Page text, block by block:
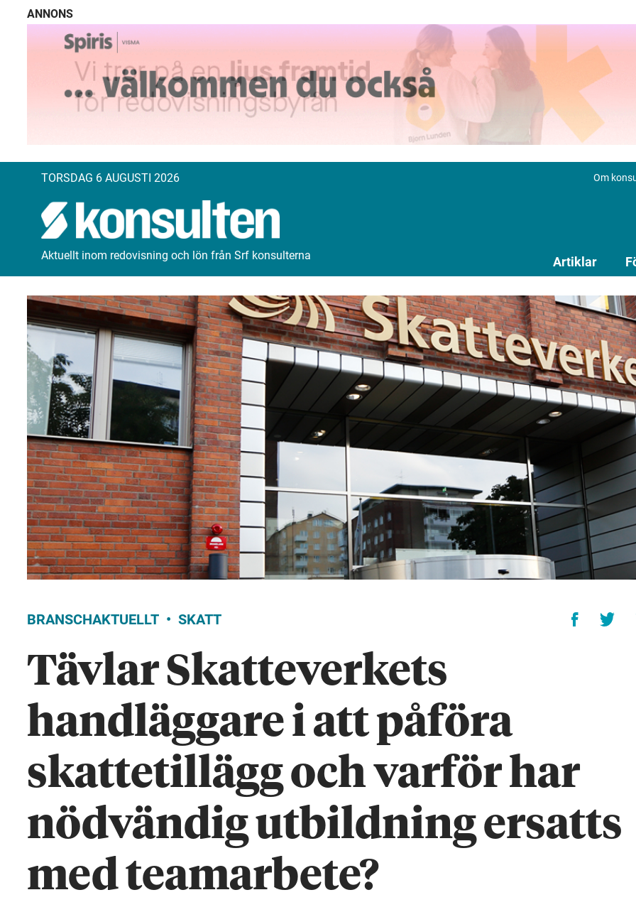
ANNONS
TORSDAG 6 AUGUSTI 2026 Om
Aktuellt inom redovisning och lön från Srf konsulterna Artiklar
BRANSCHAKTUELLT SKATT
Tävlar Skatteverkets
handläggare i att påföra
skattetillägg och varför har
nödvändig utbildning ersatts
med teamarbete?